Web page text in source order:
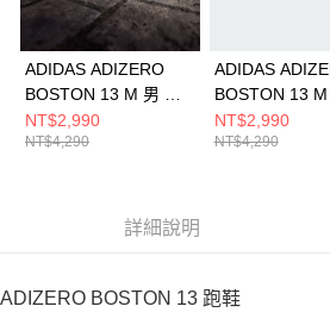
ADIDAS ADIZERO
BOSTON 13 M 男 跑
步鞋 JS4946
NT$2,990
NT$4,290
ADIDAS
BOSTON 13 M
步鞋 JP9252
NT$2,990
NT$4,290
詳細說明
ADIZERO BOSTON 13 跑鞋